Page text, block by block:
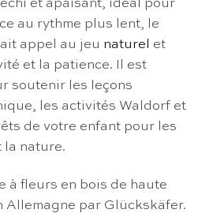
et apaisant, idéal pour
au rythme plus lent, le
appel au jeu naturel
et
et la patience. Il est
soutenir les leçons
les activités Waldorf et
de votre enfant pour les
la nature.
à fleurs en bois de haute
par Glückskäfer.